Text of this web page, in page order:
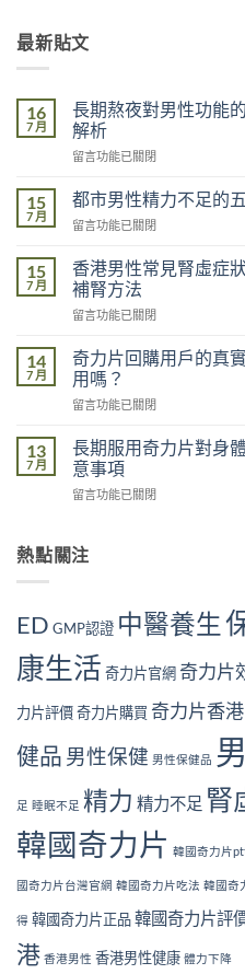
最新貼文
16
7 月
長期熬夜對男性功能
解析
在
期
熬
夜
男
性
能
影
響
有
醫
學
角
面
解
留言功能已關閉
15
7 月
都市男性精力不足的
在
市
男
性
精
不
足
的
五
原
因：
中
個？〉
留言功能已關閉
15
7 月
香港男性常見腎虛症
補腎方法
在
港
男
性
常
腎
虛
症
狀
檢
｜
大
號
與
腎
法〉
留言功能已關閉
14
7 月
奇力片回購用戶的真
用嗎？
在
力
片
回
購
的
證：
果
真
值
長
用
嗎？〉
中
留言功能已關閉
13
7 月
長期服用奇力片對身
意事項
在
服
用
片
身
體
嗎？
整
性
析
注
事
中
留言功能已關閉
熱點關注
ED GMP認證 中醫養生
康生活 奇力片官網 奇力片
力片評價奇力片購買 奇力片香港
健品 男性保健 男性保健品
足 睡眠不足 精力 精力不足 腎
韓國奇力片 韓國奇力片
國奇力片台灣官網 韓國奇力片吃法 韓國奇
得 韓國奇力片正品韓國奇力片評
港 香港男性 香港男性健康 體力下降